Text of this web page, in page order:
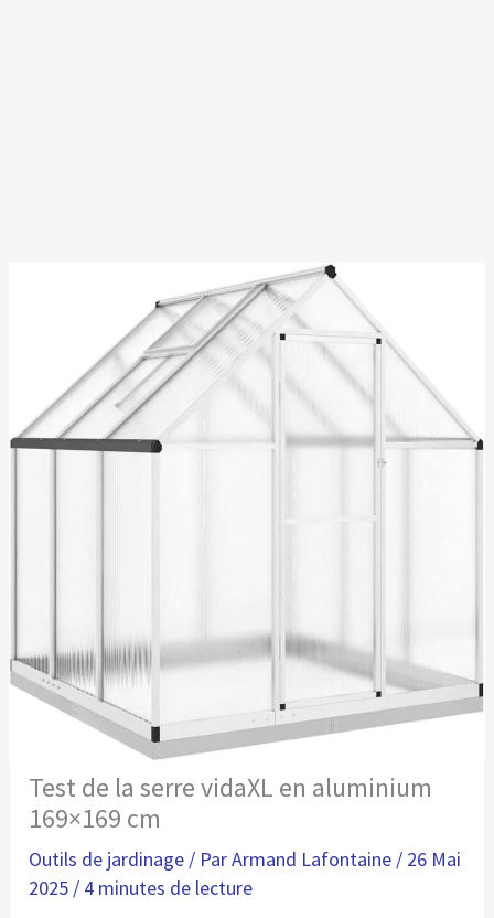
Test de la serre vidaXL en aluminium
169×169 cm
Outils de jardinage / ParArmand Lafontaine / 26 Mai
2025 / 4 minutes de lecture